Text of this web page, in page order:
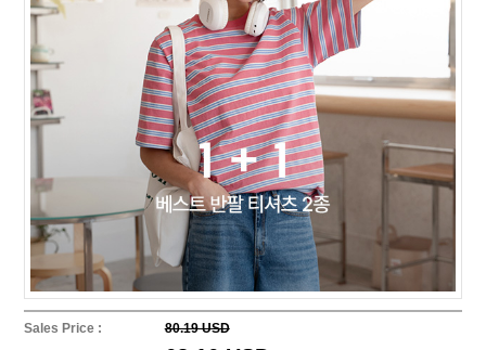
Sales Price : 80.19 USD